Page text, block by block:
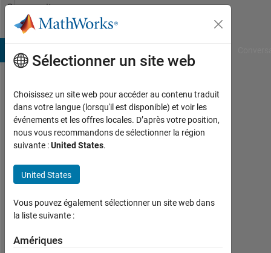
Passer au contenu
Community
Profile
Anmol
Dhiman
MathWorks
depuis
2019
Followers:
Sélectionner un site web
Choisissez un site web pour accéder au contenu traduit
dans votre langue (lorsqu'il est disponible) et voir les
événements et les offres locales. D’après votre position,
nous vous recommandons de sélectionner la région
suivante :United States.
United States
Vous pouvez également sélectionner un site web dans
la liste suivante :
Amériques